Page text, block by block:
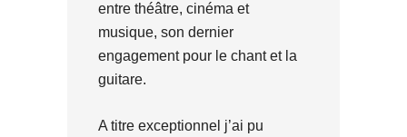
entre théâtre, cinéma et
musique, son dernier
engagement pour le chant et la
guitare.
A titre exceptionnel j’ai pu